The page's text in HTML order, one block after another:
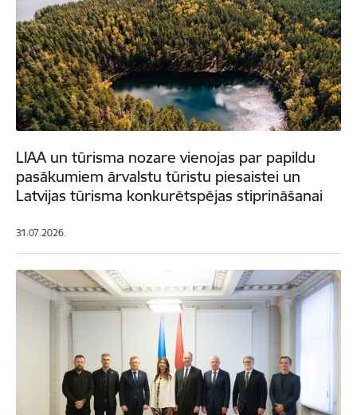
LIAA un tūrisma nozare vienojas par papildu
pasākumiem ārvalstu tūristu piesaistei un
Latvijas tūrisma konkurētspējas stiprināšanai
31.07.2026.